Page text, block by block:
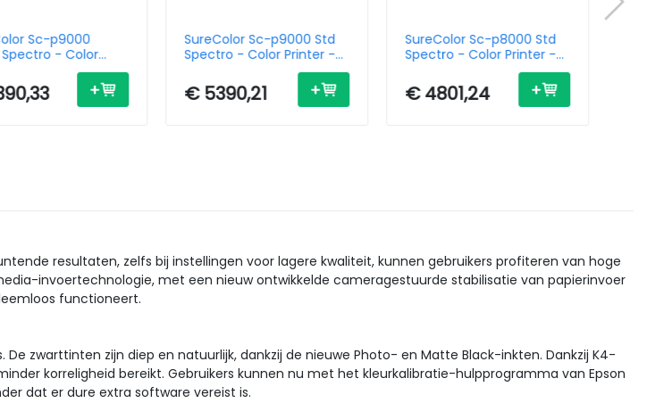
Sc-p9000
- Color
- Inkjet - A0 - USB /
SureColor Sc-p9000 Std
Spectro - Color Printer -
Ethernet
€ 5390,21
SureColor Sc-p8000 Std
Spectro - Color Printer -
Ethernet
€ 4801,24
resultaten, zelfs bij instellingen voor lagere kwaliteit, kunnen gebruikers profiteren van hoge
invoertechnologie, met een nieuw ontwikkelde cameragestuurde stabilisatie van papierinvoer
functioneert.
zwarttinten zijn diep en natuurlijk, dankzij de nieuwe Photo- en Matte Black-inkten. Dankzij K4-
korreligheid bereikt. Gebruikers kunnen nu met het kleurkalibratie-hulpprogramma van Epson
dat er dure extra software vereist is.